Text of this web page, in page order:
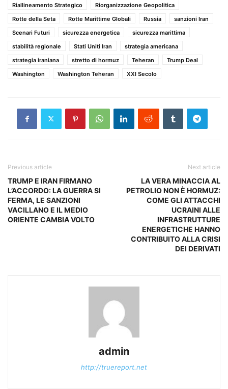
Riallineamento Strategico
Riorganizzazione Geopolitica
Rotte della Seta
Rotte Marittime Globali Russia
sanzioni Iran
Scenari Futuri
sicurezza energetica
sicurezza marittima
stabilità regionale
Stati Uniti Iran
strategia americana
strategia iraniana
stretto di hormuz Teheran
Trump Deal
Washington
Washington Teheran XXI Secolo
Previous article
TRUMP E IRAN FIRMANO
L’ACCORDO: LA GUERRA SI
FERMA, LE SANZIONI
VACILLANO E IL MEDIO
ORIENTE CAMBIA VOLTO
Next article
LA VERA MINACCIA AL
PETROLIO NON È HORMUZ:
COME GLI ATTACCHI
UCRAINI ALLE
INFRASTRUTTURE
ENERGETICHE HANNO
CONTRIBUITO ALLA CRISI
DEI DERIVATI
admin
http://truereport.net